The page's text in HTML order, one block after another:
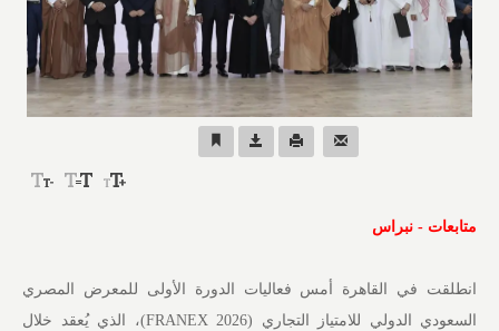
متابعات - نبراس
انطلقت في القاهرة أمس فعاليات الدورة الأولى للمعرض المصري
السعودي الدولي للامتياز التجاري (FRANEX 2026)، الذي يُعقد خلال